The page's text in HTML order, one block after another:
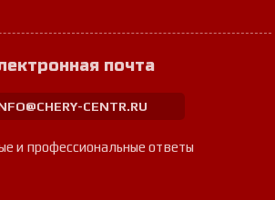
почта
CENTR.RU
и профессиональные ответы